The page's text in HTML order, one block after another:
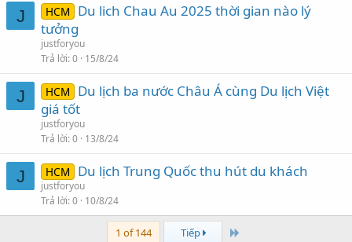
J HCM
Du lich Chau Au 2025 thời gian nào lý
tưởng
justforyou
Trả lời 0 15/8/24
J HCM
Du lịch ba nước Châu Á cùng Du lịch Việt
giá tốt
justforyou
Trả lời 0 13/8/24
J HCM Du lịch Trung Quốc thu hút du khách
justforyou
Trả lời 0 10/8/24
1 of 144 Tiếp